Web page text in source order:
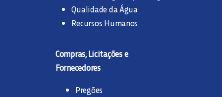
Qualidade da Água
Recursos Humanos
Compras, Licitações e
Fornecedores
Pregões